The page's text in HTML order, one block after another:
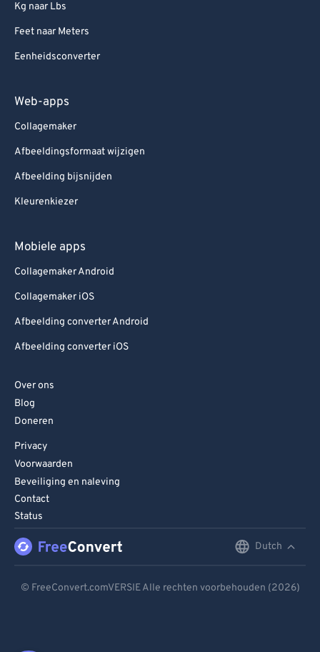
Kg naar Lbs
Feet naar Meters
Eenheidsconverter
Web-apps
Collagemaker
Afbeeldingsformaat wijzigen
Afbeelding bijsnijden
Kleurenkiezer
Mobiele apps
Collagemaker Android
Collagemaker iOS
Afbeelding converter Android
Afbeelding converter iOS
Over ons
Blog
Doneren
Privacy
Voorwaarden
Beveiliging en naleving
Contact
Status
Dutch
© FreeConvert.comVERSIE Alle rechten voorbehouden (2026)